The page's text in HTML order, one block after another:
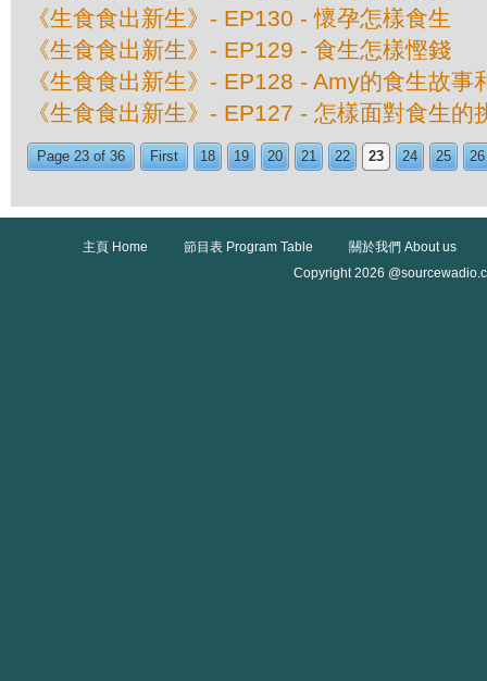
《生食食出新生》- EP130 - 懷孕怎樣食生
《生食食出新生》- EP129 - 食生怎樣慳錢
《生食食出新生》- EP128 - Amy的食生故事
《生食食出新生》- EP127 - 怎樣面對食生的
Page 23 of 36 First 18 19 20 21 22 23 24 25 26
主頁 Home 節目表 Program Table
關於我們 About us
Copyright 2026